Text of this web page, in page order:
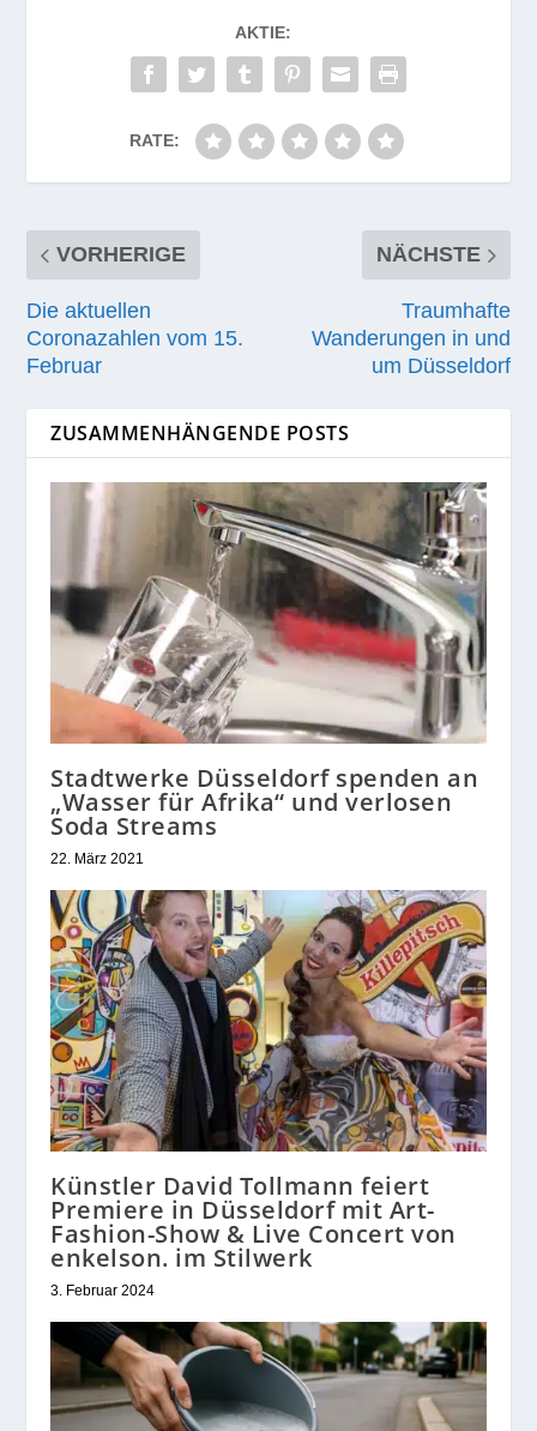
AKTIE:
RATE:
VORHERIGE
Die aktuellen
Coronazahlen vom 15.
Februar
NÄCHSTE
Traumhafte
Wanderungen in und
um Düsseldorf
ZUSAMMENHÄNGENDE POSTS
Stadtwerke Düsseldorf spenden an
„Wasser für Afrika“ und verlosen
Soda Streams
22. März 2021
Künstler David Tollmann feiert
Premiere in Düsseldorf mit Art-
Fashion-Show & Live Concert von
enkelson. im Stilwerk
3. Februar 2024